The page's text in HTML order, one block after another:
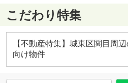
こだわり特集
【不動産特集】城東区関目周
向け物件